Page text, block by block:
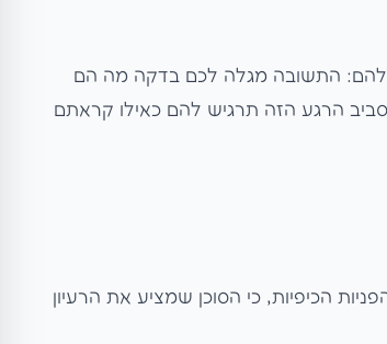
התשובה מגלה לכם בדקה מה הם
הרגע הזה תרגיש להם כאילו קראתם
הכיפיות, כי הסוכן שמציע את הרעיון